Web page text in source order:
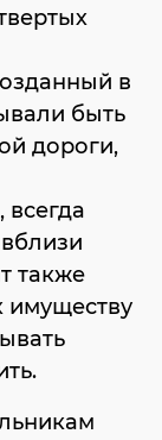
в
быть
дороги,
также
имуществу